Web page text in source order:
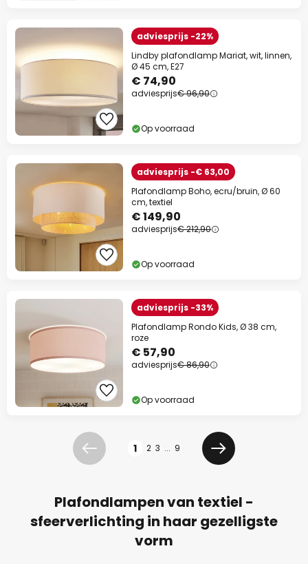
adviesprijs -22%
Lindby plafondlamp Mariat, wit, linnen,
Ø 45 cm, E27
€ 74,90
adviesprijs€ 96,90
Op voorraad
adviesprijs -€ 63,00
Plafondlamp Boho, ecru/bruin, Ø 60
cm, textiel
€ 149,90
adviesprijs€ 212,90
Op voorraad
adviesprijs -33%
Plafondlamp Rondo Kids, Ø 38 cm,
roze
€ 57,90
adviesprijs€ 86,90
Op voorraad
Vorige 1 2 3 ... 9
Volgende
Plafondlampen van textiel -
sfeerverlichting in haar gezelligste
vorm